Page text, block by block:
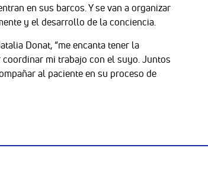
en sus barcos. Y se van a organizar
y el desarrollo de la conciencia.
Donat, “me encanta tener la
mi trabajo con el suyo. Juntos
al paciente en su proceso de